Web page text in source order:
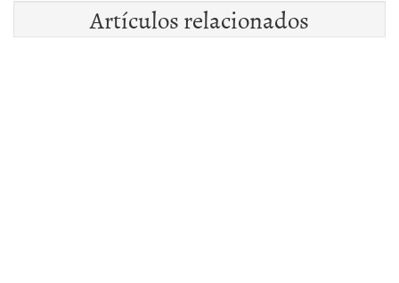
Artículos relacionados